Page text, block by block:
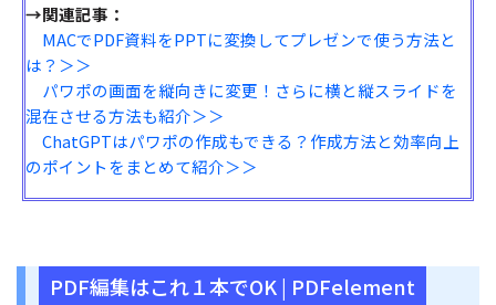
→関連記事：
MACでPDF資料をPPTに変換してプレゼンで使う方法と
は？＞＞
パワポの画面を縦向きに変更！さらに横と縦スライドを
混在させる方法も紹介＞＞
ChatGPTはパワポの作成もできる？作成方法と効率向上
のポイントをまとめて紹介＞＞
PDF編集はこれ１本でOK | PDFelement